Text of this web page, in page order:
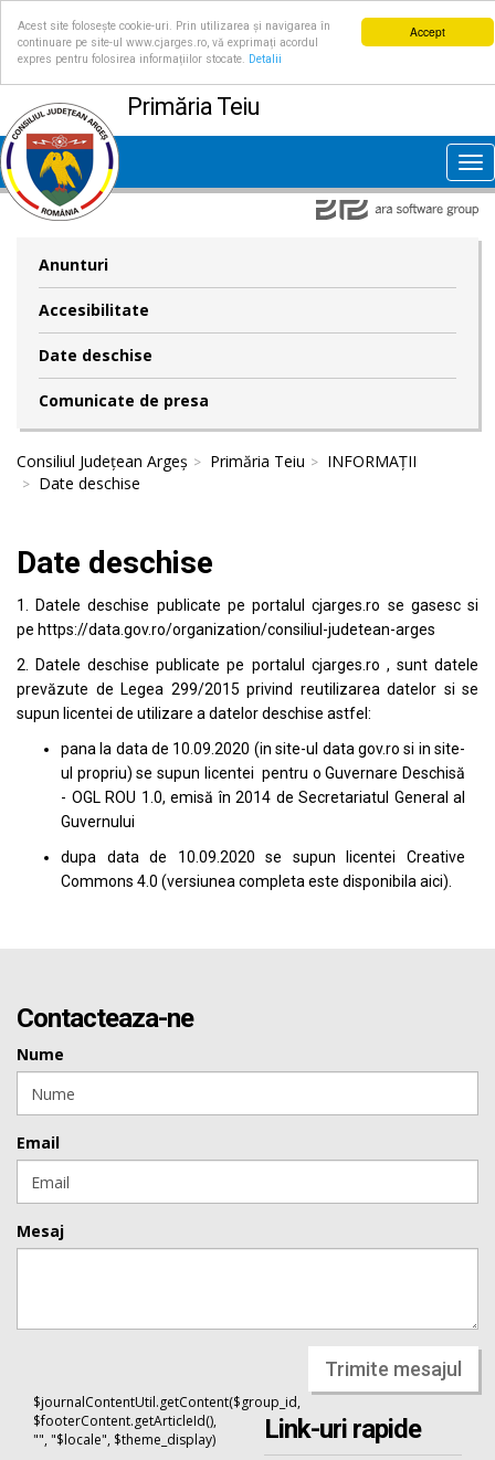
Accept
Acest site folosește cookie-uri. Prin utilizarea și navigarea în
continuare pe site-ul www.cjarges.ro, vă exprimați acordul
expres pentru folosirea informațiilor stocate.
Detalii
Primăria Teiu
Anunturi
Accesibilitate
Date deschise
Comunicate de presa
Consiliul Județean Argeș Primăria Teiu
INFORMAȚII
Date deschise
Date deschise
1. Datele deschise publicate pe portalulcjarges.ro se gasesc si
pe https://data.gov.ro/organization/consiliul-judetean-arges
2. Datele deschise publicate pe portalul cjarges.ro , sunt datele
prevăzute de Legea 299/2015 privind reutilizarea datelor si se
supun licentei de utilizare a datelor deschise astfel:
pana la data de 10.09.2020 (in site-ul data gov.ro si in site-
ul propriu) se supun licentei pentru o Guvernare Deschisă
- OGL ROU 1.0, emisă în 2014 de Secretariatul General al
Guvernului
dupa data de 10.09.2020 se supun licentei Creative
Commons 4.0 (versiunea completa este disponibila aici).
Contacteaza-ne
Nume
Email
Mesaj
Trimite mesajul
$journalContentUtil.getContent($group_id,
$footerContent.getArticleId(),
"", "$locale", $theme_display)
Link-uri rapide